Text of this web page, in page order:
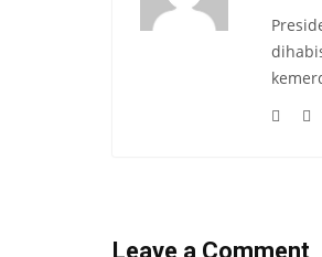
Leave a Comment